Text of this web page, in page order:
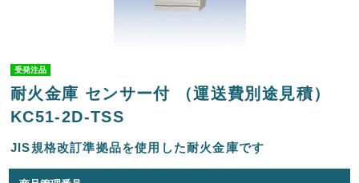
受発注品
耐火金庫 センサー付 （運送費別途見積）
KC51-2D-TSS
JIS規格改訂準拠品を使用した耐火金庫です